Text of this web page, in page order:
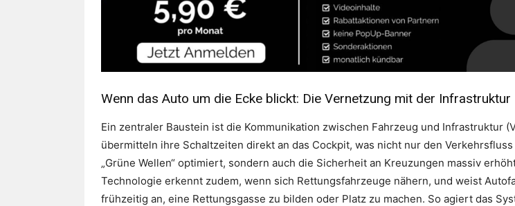
Wenn das Auto um die Ecke blickt: Die Vernetzung mit der Infrastruktur
Ein zentraler Baustein ist die Kommunikation zwischen Fahrzeug und Infrastruktur
übermitteln ihre Schaltzeiten direkt an das Cockpit, was nicht nur den
„Grüne Wellen“ optimiert, sondern auch die Sicherheit an Kreuzungen massiv
Technologie erkennt zudem, wenn sich Rettungsfahrzeuge nähern, und weist
frühzeitig an, eine Rettungsgasse zu bilden oder Platz zu machen. So agiert das